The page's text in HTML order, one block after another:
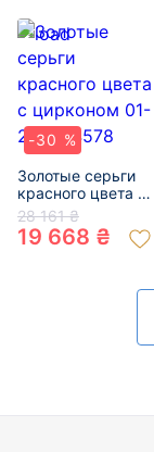
-30 %
Золотые серьги
красного цвета с
цирконом 01-
200264578
28 161 ₴
19 668 ₴